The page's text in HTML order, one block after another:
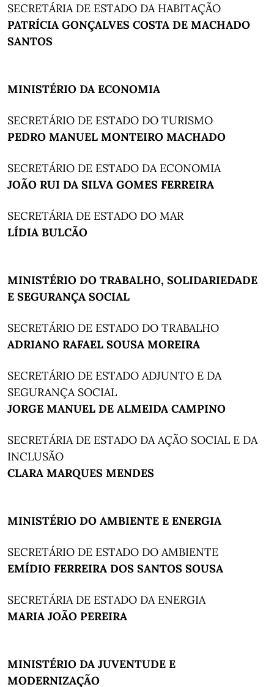
SECRETÁRIA DE ESTADO DA HABITAÇÃO
PATRÍCIA GONÇALVES COSTA DE MACHADO
SANTOS
MINISTÉRIO DA ECONOMIA
SECRETÁRIO DE ESTADO DO TURISMO
PEDRO MANUEL MONTEIRO MACHADO
SECRETÁRIO DE ESTADO DA ECONOMIA
JOÃO RUI DA SILVA GOMES FERREIRA
SECRETÁRIA DE ESTADO DO MAR
LÍDIA BULCÃO
MINISTÉRIO DO TRABALHO, SOLIDARIEDADE
E SEGURANÇA SOCIAL
SECRETÁRIO DE ESTADO DO TRABALHO
ADRIANO RAFAEL SOUSA MOREIRA
SECRETÁRIO DE ESTADO ADJUNTO E DA
SEGURANÇA SOCIAL
JORGE MANUEL DE ALMEIDA CAMPINO
SECRETÁRIA DE ESTADO DA AÇÃO SOCIAL E DA
INCLUSÃO
CLARA MARQUES MENDES
MINISTÉRIO DO AMBIENTE E ENERGIA
SECRETÁRIO DE ESTADO DO AMBIENTE
EMÍDIO FERREIRA DOS SANTOS SOUSA
SECRETÁRIA DE ESTADO DA ENERGIA
MARIA JOÃO PEREIRA
MINISTÉRIO DA JUVENTUDE E
MODERNIZAÇÃO